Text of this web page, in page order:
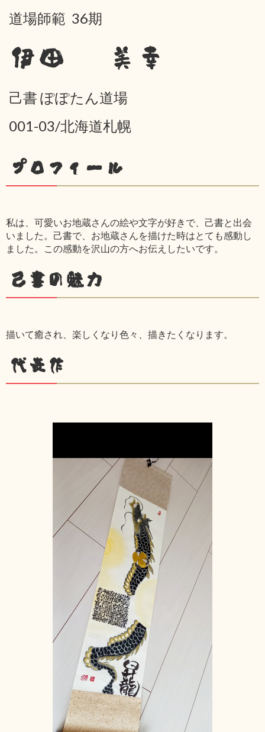
道場師範 36期
伊田 美幸
己書 ぽぽたん道場
001-03/北海道札幌
プロフィール
私は、可愛いお地蔵さんの絵や文字が好きで、己書と出会
いました。己書で、お地蔵さんを描けた時はとても感動し
ました。この感動を沢山の方へお伝えしたいです。
己書の魅力
描いて癒され、楽しくなり色々、描きたくなります。
代表作